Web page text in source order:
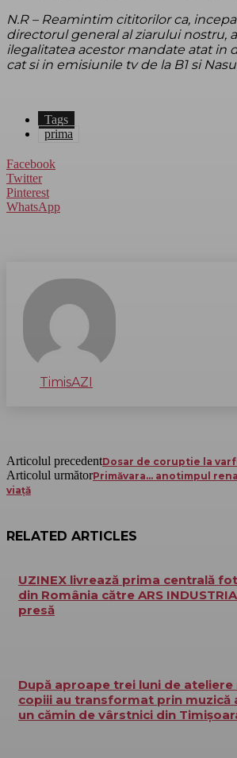
N.R – Reamintim cititorilor ca,
directorul general al ziarului nostru,
ilegalitatea acestor mandate atat in
cat si in emisiunile tv de la B1 si
Tags
prima
Facebook
Twitter
Pinterest
WhatsApp
TimisAZI
Articolul precedentDosar de coruptie la
Articolul următorPrimăvara… anotimpul
viață
RELATED ARTICLES
UZINEX livrează prima centrală
din România către ARS
presă
După aproape trei luni de
copiii au transformat prin
un cămin de vârstnici din